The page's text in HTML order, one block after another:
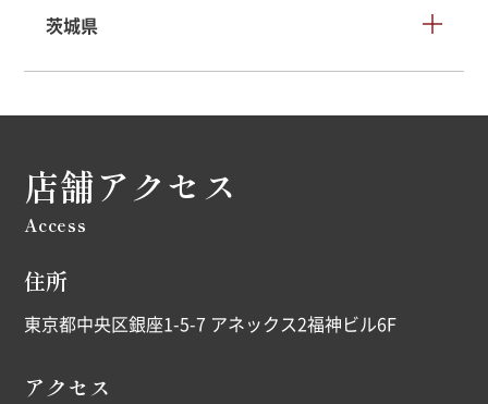
茨城県
店舗アクセス
Access
住所
東京都中央区銀座1-5-7 アネックス2福神ビル6F
アクセス